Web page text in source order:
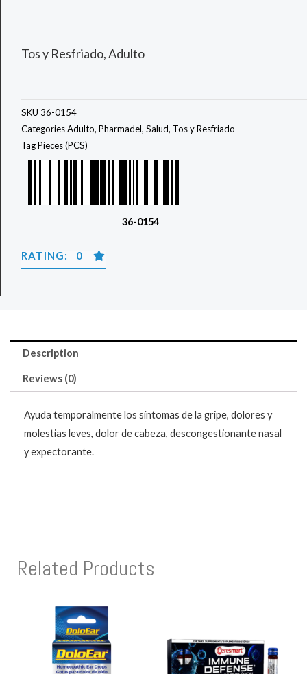
Tos y Resfriado, Adulto
SKU 36-0154
CategoriesAdulto, Pharmadel, Salud, Tos y Resfriado
TagPieces (PCS)
36-0154
RATING: 0
Description
Reviews (0)
Ayuda temporalmente los síntomas de la gripe, dolores y
molestias leves, dolor de cabeza, descongestionante nasal
y expectorante.
Related Products